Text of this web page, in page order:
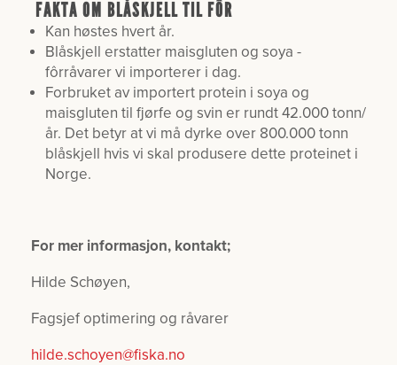
FAKTA OM BLÅSKJELL TIL FÔR
Kan høstes hvert år.
Blåskjell erstatter maisgluten og soya -
fôrråvarer vi importerer i dag.
Forbruket av importert protein i soya og
maisgluten til fjørfe og svin er rundt 42.000 tonn/
år. Det betyr at vi må dyrke over 800.000 tonn
blåskjell hvis vi skal produsere dette proteinet i
Norge.
For mer informasjon, kontakt;
Hilde Schøyen,
Fagsjef optimering og råvarer
hilde.schoyen@fiska.no